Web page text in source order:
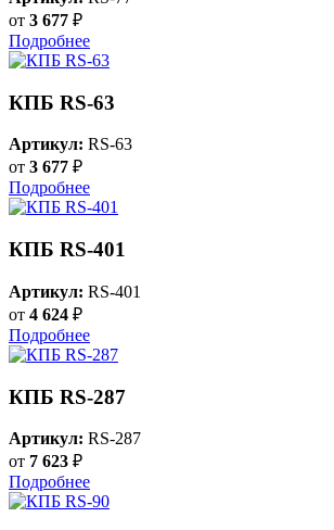
от 3 677 ₽
Подробнее
КПБ RS-63
Артикул: RS-63
от 3 677 ₽
Подробнее
КПБ RS-401
Артикул: RS-401
от 4 624 ₽
Подробнее
КПБ RS-287
Артикул: RS-287
от 7 623 ₽
Подробнее